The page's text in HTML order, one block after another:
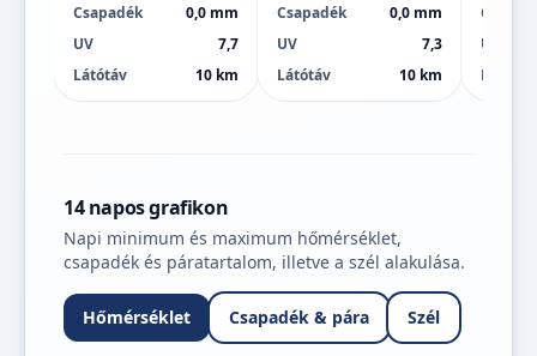
Csapadék
0,0 mm
UV
7,7
Látótáv
10 km
Csapadék
0,0 mm
UV
7,3
Látótáv
10 km
UV
Látótáv
14 napos grafikon
Napi minimum és maximum hőmérséklet,
csapadék és páratartalom, illetve a szél alakulása.
Hőmérséklet Csapadék & pára Szél